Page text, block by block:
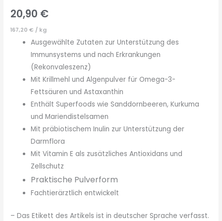
20,90 €
167,20€ / kg
Ausgewählte Zutaten zur Unterstützung des
Immunsystems und nach Erkrankungen
(Rekonvaleszenz)
Mit Krillmehl und Algenpulver für Omega-3-
Fettsäuren und Astaxanthin
Enthält Superfoods wie Sanddornbeeren, Kurkuma
und Mariendistelsamen
Mit präbiotischem Inulin zur Unterstützung der
Darmflora
Mit Vitamin E als zusätzliches Antioxidans und
Zellschutz
Praktische Pulverform
Fachtierärztlich entwickelt
– Das Etikett des Artikels ist in deutscher Sprache verfasst.